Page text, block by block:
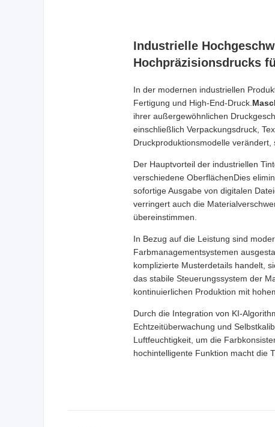
Industrielle
Hochpräzisionsdrucks
In der modernen industriellen
Fertigung und High-End-Druck.
ihrer außergewöhnlichen
einschließlich Verpackungsdruck,
Druckproduktionsmodelle
Der Hauptvorteil der industriellen
verschiedene OberflächenDies
sofortige Ausgabe von digitalen
verringert auch die
übereinstimmen.
In Bezug auf die Leistung sind
Farbmanagementsystemen
komplizierte Musterdetails handelt,
das stabile Steuerungssystem der
kontinuierlichen Produktion mit
Durch die Integration von KI-
Echtzeitüberwachung und
Luftfeuchtigkeit, um die
hochintelligente Funktion macht die